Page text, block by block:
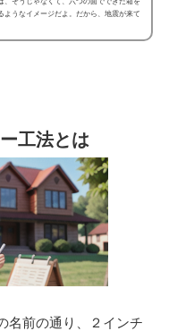
ようなイメージだよ。だから、地震が来て
工法とは
名前の通り、２インチ